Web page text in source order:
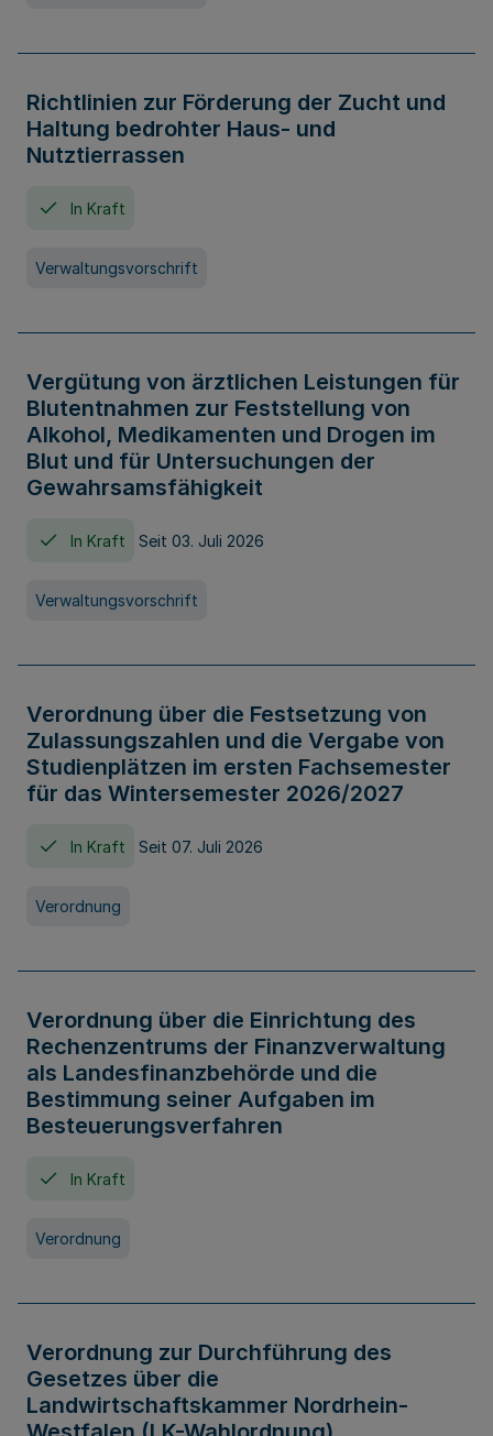
Richtlinien zur Förderung der Zucht und
Haltung bedrohter Haus- und
Nutztierrassen
In Kraft
Verwaltungsvorschrift
Vergütung von ärztlichen Leistungen für
Blutentnahmen zur Feststellung von
Alkohol, Medikamenten und Drogen im
Blut und für Untersuchungen der
Gewahrsamsfähigkeit
In Kraft Seit 03. Juli 2026
Verwaltungsvorschrift
Verordnung über die Festsetzung von
Zulassungszahlen und die Vergabe von
Studienplätzen im ersten Fachsemester
für das Wintersemester 2026/2027
In Kraft Seit 07. Juli 2026
Verordnung
Verordnung über die Einrichtung des
Rechenzentrums der Finanzverwaltung
als Landesfinanzbehörde und die
Bestimmung seiner Aufgaben im
Besteuerungsverfahren
In Kraft
Verordnung
Verordnung zur Durchführung des
Gesetzes über die
Landwirtschaftskammer Nordrhein-